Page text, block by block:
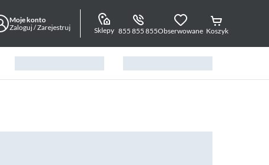
Moje konto
Zaloguj / Zarejestruj
Sklepy 855 855 855Obserwowane Koszyk